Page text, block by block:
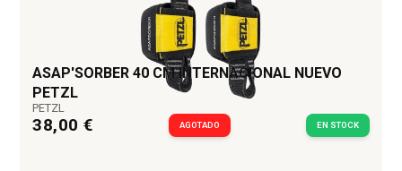
ASAP'SORBER 40 CM INTERNACIONAL NUEVO
PETZL
PETZL
38,00 € AGOTADO EN STOCK